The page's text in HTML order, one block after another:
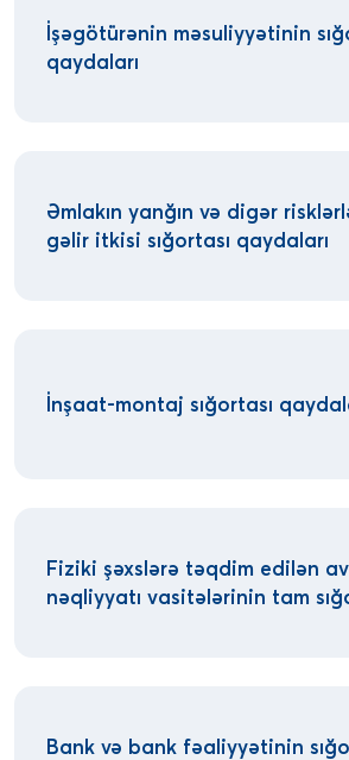
İşəgötürənin məsuliyyətinin
qaydaları
Əmlakın yanğın və digər
gəlir itkisi sığortası qaydaları
İnşaat-montaj sığortası
Fiziki şəxslərə təqdim edilən
nəqliyyatı vasitələrinin tam
Bank və bank fəaliyyətinin